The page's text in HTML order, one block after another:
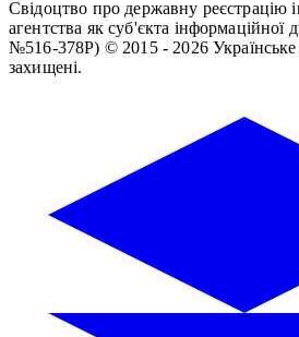
Свідоцтво про державну реєстрацію
агентства як суб'єкта інформаційної
№516-378Р) © 2015 - 2026
захищені.